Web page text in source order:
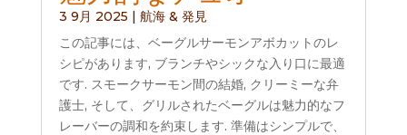
3 9月 2025 | 航海 & 発見
この記事には、ベーグルサーモンアボカットのレ
シピがあります, ブランチやシックな入り口に最適
です. スモークサーモン間の結婚, クリーミーな弁
護士, そして、グリルされたベーグルは魅力的なフ
レーバーの調和を約束します. 準備はシンプルで、